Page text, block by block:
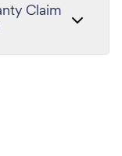
Claim